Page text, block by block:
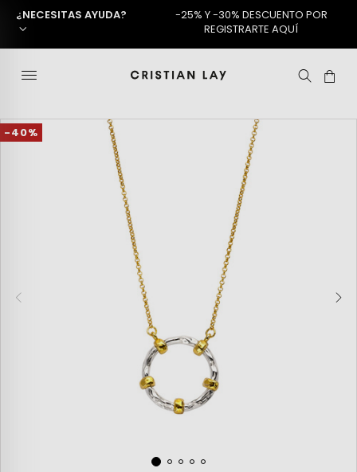
¿NECESITAS AYUDA?
-25% Y -30% DESCUENTO POR
REGISTRARTE AQUÍ
-40%